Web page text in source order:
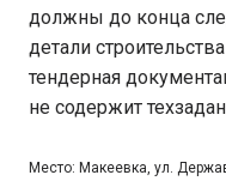
должны до конца
детали
тендерная
не содержит
Место: Макеевка, ул.